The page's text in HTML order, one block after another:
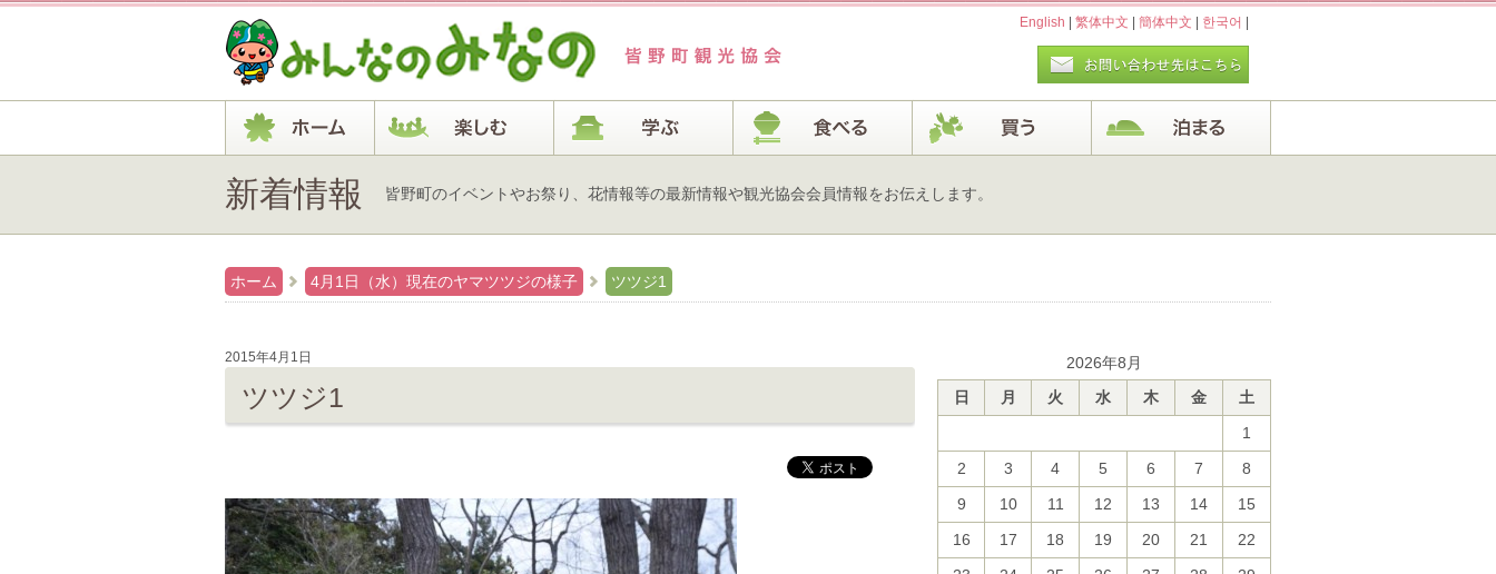
English 繁体中文 簡体中文 한국어
新着情報 皆野町のイベントやお祭り、花情報等の最新情報や観光協会会員情報をお伝えします。
ホーム 4月1日（水）現在のヤマツツジの様子 ツツジ1
2026年8月
日
月 火 水 木 金
土
1
2
3 4 5 6 7
8
9
10 11 12 13 14
15
16
17 18 19 20 21
22
2015年4月1日
ツツジ1